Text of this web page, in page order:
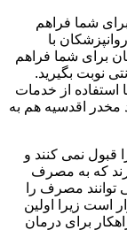
شما فراهم
با
برای شما فراهم
نوبت بگیرید.
استفاده از خدمات
مخدر اقدسیه هم به
قبول نمی کنند و
که به مصرف
توانند مصرف را
است زیرا اولین
برای درمان